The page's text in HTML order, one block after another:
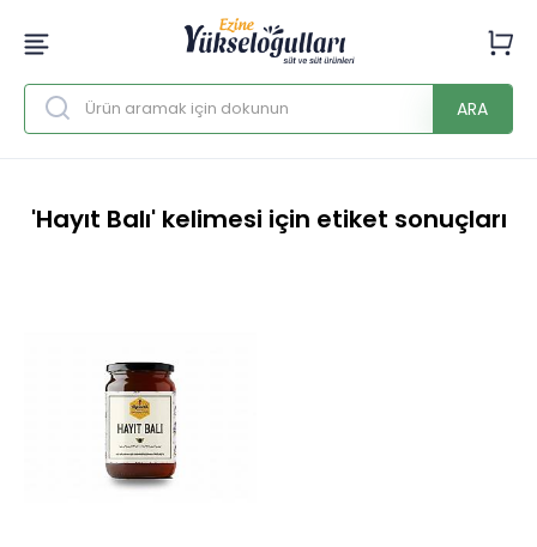
ARA
'Hayıt Balı' kelimesi için etiket sonuçları